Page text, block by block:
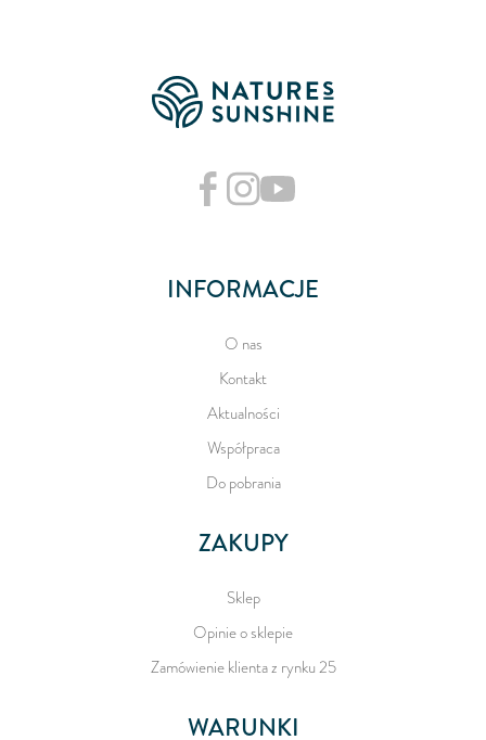
INFORMACJE
O nas
Kontakt
Aktualności
Współpraca
Do pobrania
ZAKUPY
Sklep
Opinie o sklepie
Zamówienie klienta z rynku 25
WARUNKI